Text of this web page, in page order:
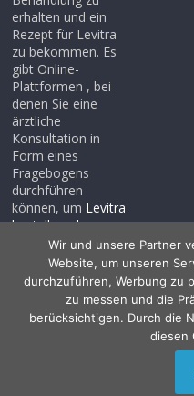
erhalten und ein
Rezept für Levitra
zu bekommen. Es
gibt Online-
Plattformen , bei
denen Sie eine
ärztliche
Konsultation in
Form eines
Fragebogens
durchführen
können, um Levitra
bestellen ohne
rezept, auch wenn
Sie noch kein
Rezept haben .
Wir und unsere Partner
Website, um unseren
durchzuführen, Werbung zu
zu messen und die
berücksichtigen. Durch die
diesen